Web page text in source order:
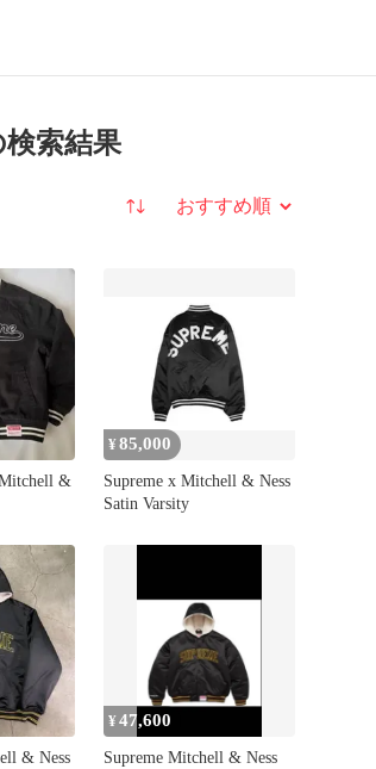
検索結果
並び替え
&
¥85,000
Supreme x Mitchell & Ness
Satin Varsity
& Ness
¥47,600
Supreme Mitchell & Ness